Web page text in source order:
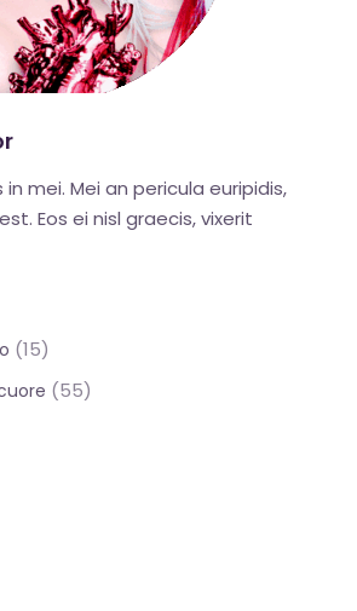
mei. Mei an pericula euripidis,
Eos ei nisl graecis, vixerit
(15)
(55)